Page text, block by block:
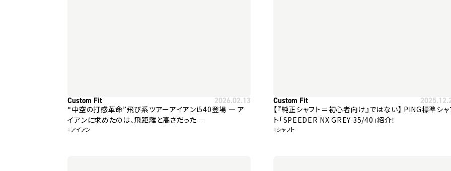
Custom Fit 2026.02.13
“中空の打感革命”飛び系ツアーアイアンi540登場 ― ア
イアンに求めたのは、飛距離と高さだった ―
#アイアン
Custom Fit
【『純正シャフト＝初心者向け』ではない】 PING標準シャ
ト「SPEEDER NX GREY 35/40」紹介！
#シャフト